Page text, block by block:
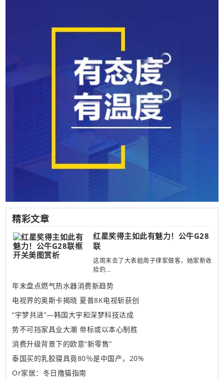
精彩文章
红星奖得主如此有魅力！公牛G28
联
这周末去了大表姐周子律家做客，她家新收
拾的...
年末盘点燃气热水器消费新趋势
电视界的奥斯卡揭晓 夏普8K电视斩获创
“宇梦共进”—韩国大宇和深梦科技达成
势不可挡家具业大潮 帝标或以本心制胜
消费升级背景下的欧意“新零售”
泰国买的乳胶寝具竟80％是中国产，20%
Or家居：冬日撸猫指南